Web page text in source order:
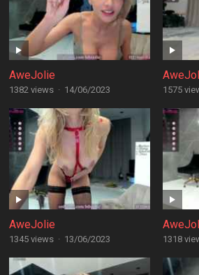
AweJolie
1382 views · 14/06/2023 1575
AweJolie
1345 views · 13/06/2023 1318